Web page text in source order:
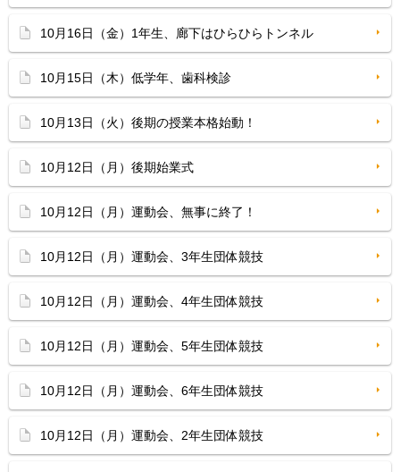
10月16日（金）1年生、廊下はひらひらトンネル
10月15日（木）低学年、歯科検診
10月13日（火）後期の授業本格始動！
10月12日（月）後期始業式
10月12日（月）運動会、無事に終了！
10月12日（月）運動会、3年生団体競技
10月12日（月）運動会、4年生団体競技
10月12日（月）運動会、5年生団体競技
10月12日（月）運動会、6年生団体競技
10月12日（月）運動会、2年生団体競技